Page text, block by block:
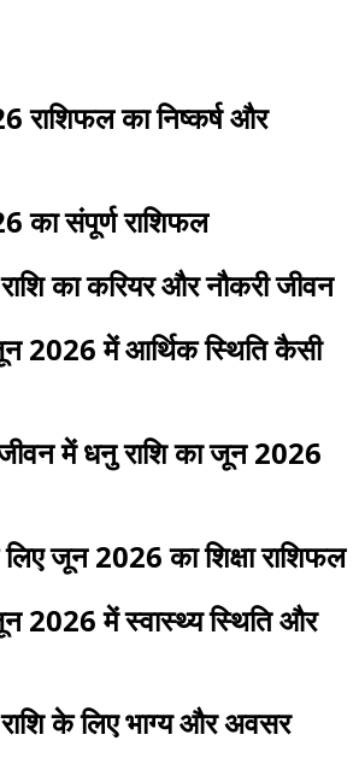
राशिफल का निष्कर्ष और
का संपूर्ण राशिफल
का करियर और नौकरी जीवन
2026 में आर्थिक स्थिति कैसी
में धनु राशि का जून 2026
जून 2026 का शिक्षा राशिफल
2026 में स्वास्थ्य स्थिति और
के लिए भाग्य और अवसर